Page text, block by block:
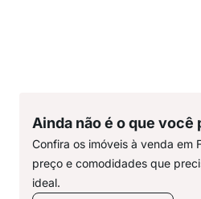
Ainda não é o que você
Confira os imóveis à venda em
preço e comodidades que
ideal.